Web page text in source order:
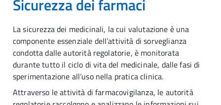
Sicurezza dei farmaci
La sicurezza dei medicinali, la cui valutazione è una
componente essenziale dell’attività di sorveglianza
condotta dalle autorità regolatorie, è monitorata
durante tutto il ciclo di vita del medicinale, dalle fasi di
sperimentazione all’uso nella pratica clinica.
Attraverso le attività di farmacovigilanza, le autorità